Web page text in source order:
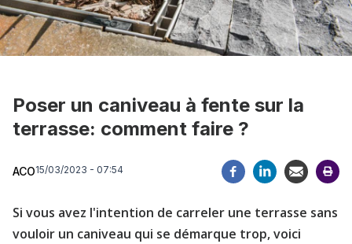
Poser un caniveau à fente sur la
terrasse: comment faire ?
ACO15/03/2023 - 07:54
Si vous avez l'intention de carreler une terrasse sans
vouloir un caniveau qui se démarque trop, voici